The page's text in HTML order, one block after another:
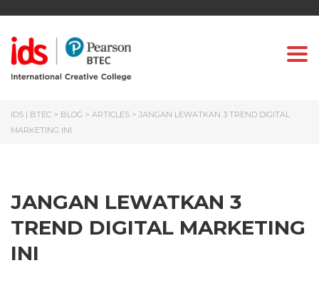
IDS | BTEC > BLOG > ARTICLES > JANGAN LEWATKAN 3 TREND DIGITAL
MARKETING INI
JANGAN LEWATKAN 3
TREND DIGITAL MARKETING
INI